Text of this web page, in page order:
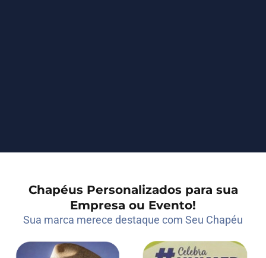
Chapéus Personalizados para sua
Empresa ou Evento!
Sua marca merece destaque com Seu Chapéu